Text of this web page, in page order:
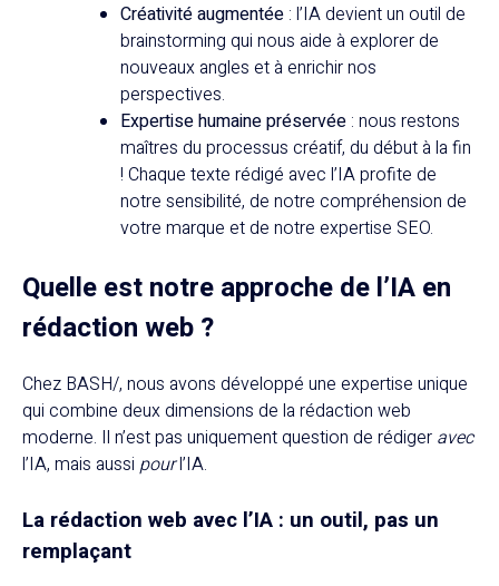
Créativité augmentée : l’IA devient un outil de
brainstorming qui nous aide à explorer de
nouveaux angles et à enrichir nos
perspectives.
Expertise humaine préservée : nous restons
maîtres du processus créatif, du début à la fin
! Chaque texte rédigé avec l’IA profite de
notre sensibilité, de notre compréhension de
votre marque et de notre expertise SEO.
Quelle est notre approche de l’IA en
rédaction web ?
Chez BASH/, nous avons développé une expertise unique
qui combine deux dimensions de la rédaction web
moderne. Il n’est pas uniquement question de rédiger avec
l’IA, mais aussi pourl’IA.
La rédaction web avec l’IA : un outil, pas un
remplaçant